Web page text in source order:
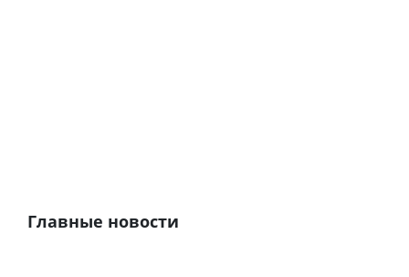
Главные новости